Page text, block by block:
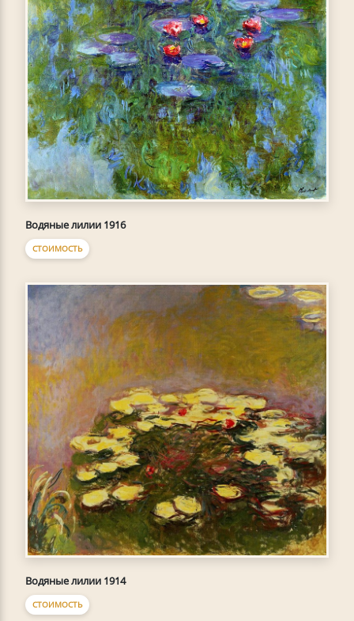
Водяные лилии 1916
СТОИМОСТЬ
Водяные лилии 1914
СТОИМОСТЬ